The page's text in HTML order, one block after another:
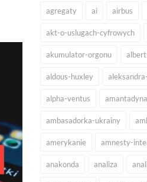
agregaty ai airbus
akt-o-uslugach-cyfrowych
akumulator-orgonu
aldous-huxley
alpha-ventus amantadyna
ambasadorka-ukrainy
amerykanie amnesty-
anakonda analiza